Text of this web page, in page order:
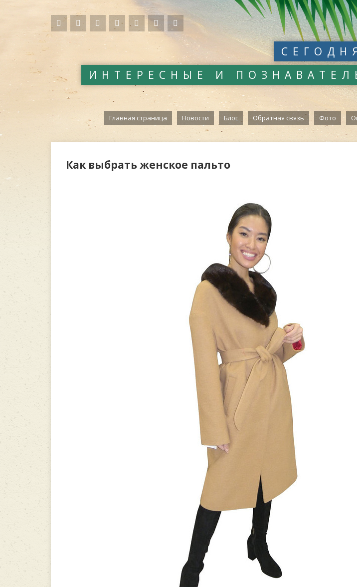
ИНТЕРЕСНЫЕ И
Главная страница Новости Блог Обратная связь Фото
Как выбрать женское пальто